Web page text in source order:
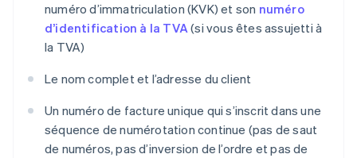
numéro d’immatriculation (KVK) et son numéro
d’identification à la TVA(si vous êtes assujetti à
la TVA)
Le nom complet et l’adresse du client
Un numéro de facture unique qui s’inscrit dans une
séquence de numérotation continue (pas de saut
de numéros, pas d’inversion de l’ordre et pas de